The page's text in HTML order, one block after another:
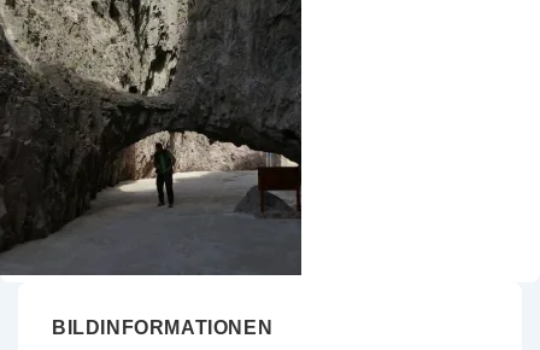
BILDINFORMATIONEN